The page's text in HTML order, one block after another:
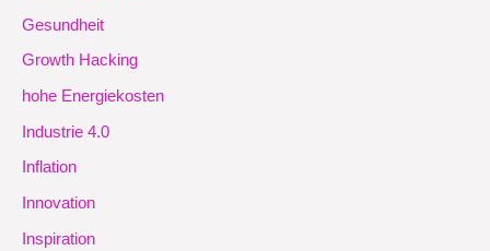
Gesundheit
Growth Hacking
hohe Energiekosten
Industrie 4.0
Inflation
Innovation
Inspiration